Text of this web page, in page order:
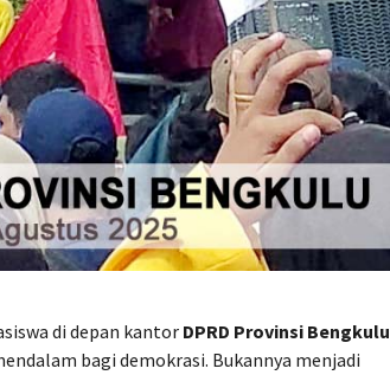
di depan kantor DPRD Provinsi Bengkulu
bagi demokrasi. Bukannya menjadi